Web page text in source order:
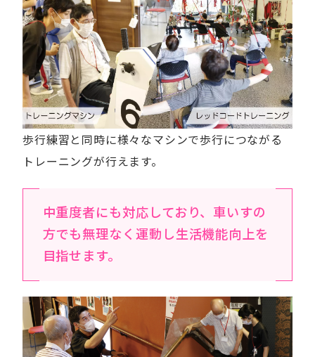
歩行練習と同時に様々なマシンで歩行につながる
トレーニングが行えます。
中重度者にも対応しており、車いすの
方でも無理なく運動し生活機能向上を
目指せます。